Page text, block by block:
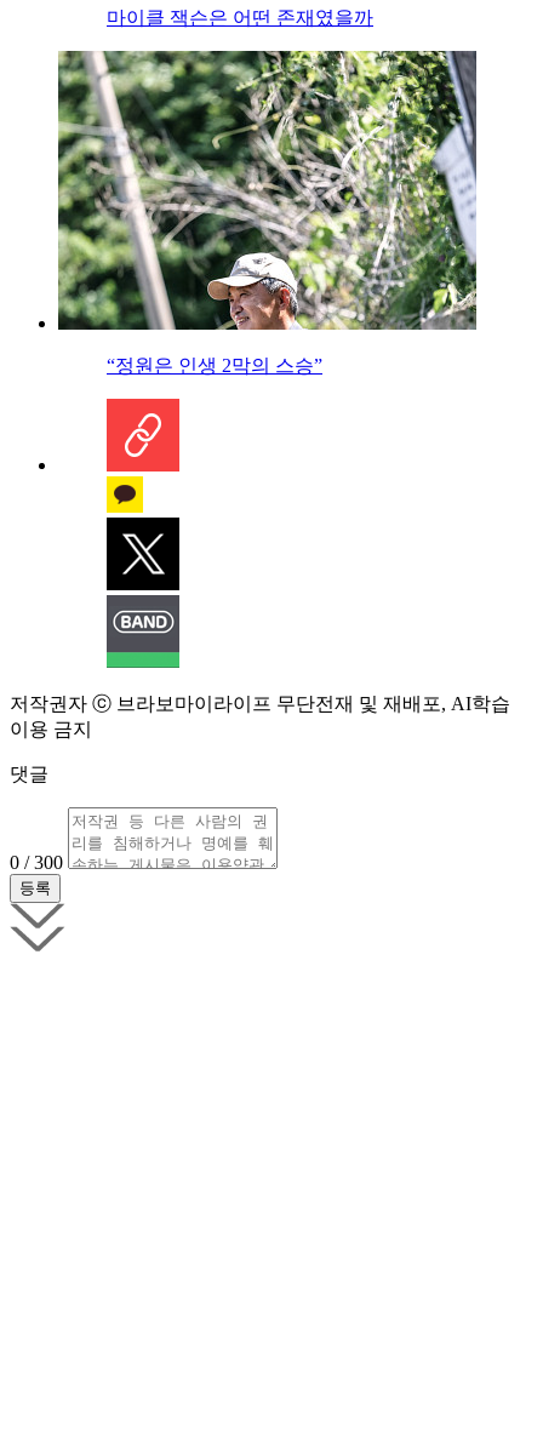
마이클 잭슨은 어떤 존재였을까
“정원은 인생 2막의 스승”
저작권자 ⓒ 브라보마이라이프 무단전재 및 재배포, AI학습
이용 금지
댓글
0 / 300